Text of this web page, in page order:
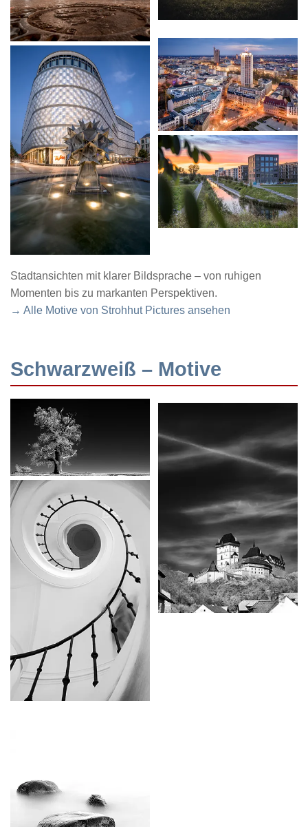
Stadtansichten mit klarer Bildsprache – von ruhigen
Momenten bis zu markanten Perspektiven.
→ Alle Motive von Strohhut Pictures ansehen
Schwarzweiß – Motive